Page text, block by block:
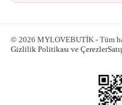
© 2026 MYLOVEBUTİK - Tüm
Gizlilik Politikası ve Çerezler